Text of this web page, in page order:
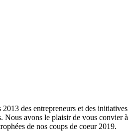
des entrepreneurs et des initiatives
Nous avons le plaisir de vous convier à
de nos coups de coeur 2019.